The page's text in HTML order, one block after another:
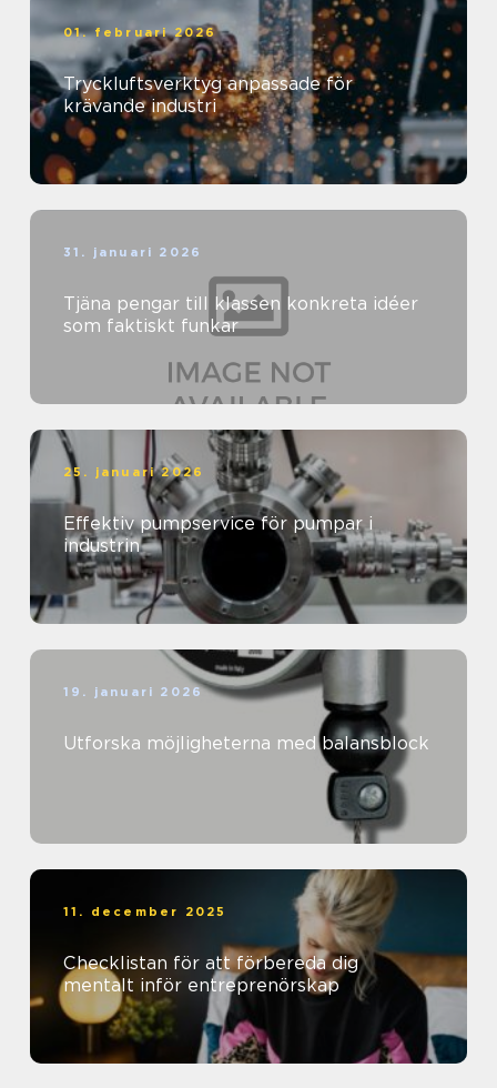
01. februari 2026
Tryckluftsverktyg anpassade för
krävande industri
31. januari 2026
Tjäna pengar till klassen konkreta idéer
som faktiskt funkar
25. januari 2026
Effektiv pumpservice för pumpar i
industrin
19. januari 2026
Utforska möjligheterna med balansblock
11. december 2025
Checklistan för att förbereda dig
mentalt inför entreprenörskap